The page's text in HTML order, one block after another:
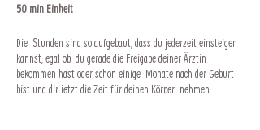
50 min Einheit
Die Stunden sind so aufgebaut, dass du jederzeit einsteigen
kannst, egal ob du gerade die Freigabe deiner Ärztin
bekommen hast oder schon einige Monate nach der Geburt
bist und dir jetzt die Zeit für deinen Körper nehmen